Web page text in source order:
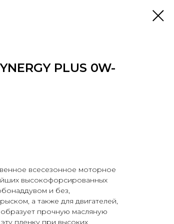
PLUS 0W-
всесезонное моторное
высокофорсированных
и без,
а также для двигателей,
прочную масляную
пленку при высоких